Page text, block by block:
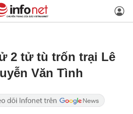
2 tử tù trốn trại Lê
Văn Tình